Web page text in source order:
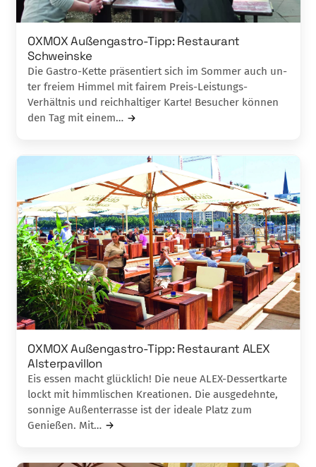
OXMOX Außengastro-Tipp: Restaurant
Schweinske
Die Gastro-Kette präsentiert sich im Som­mer au­ch un­
ter freiem Himmel mit fairem Preis-Leistun­gs-
Verhältnis und reichhaltiger Karte! Besucher können
den Tag mit einem…
OXMOX Außengastro-Tipp: Restaurant ALEX
Alsterpavillon
Eis essen macht glücklich! Die neue ALEX-Dessertkarte
lockt mit himmlischen Kreationen. Die ausgedehnte,
sonnige Außenterrasse ist der ideale Platz zum
Genießen. Mit…